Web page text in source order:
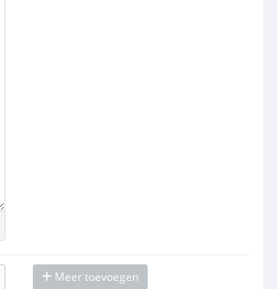
Meer toevoegen